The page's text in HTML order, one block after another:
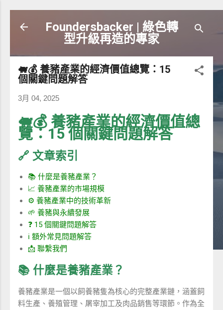
跳到主要內容
Foundersbacker | 綠色轉
型升級再造的專家
🐖💰 養豬產業的經濟價值總覽：15
個關鍵問題解答
3月 04, 2025
🐖💰 養豬產業的經濟價值總
覽：15 個關鍵問題解答
🔗 文章索引
📚 什麼是養豬產業？
📈 養豬產業的市場規模
⚙️ 養豬產業中的技術革新
🌱 養豬與永續發展
❓ 15 個關鍵問題解答
ℹ️ 額外常見問題解答
📩 聯繫我們
📚 什麼是養豬產業？
養豬產業是一個以飼養豬隻為核心的完整產業鏈，涵蓋飼
料生產、養殖管理、屠宰加工及肉品銷售等環節。作為全